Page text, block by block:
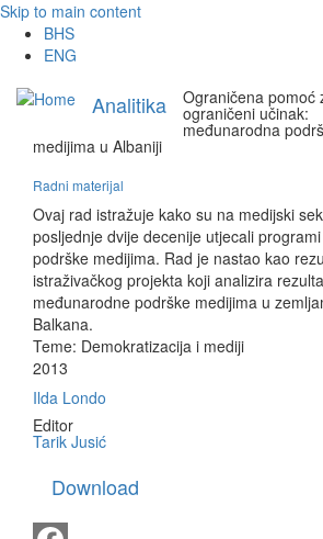
Skip to main content
BHS
ENG
Analitika Ograničena pomoć
ograničeni učinak:
međunarodna
medijima u Albaniji
Radni materijal
Ovaj rad istražuje kako su na medijski
posljednje dvije decenije utjecali
podrške medijima. Rad je nastao kao
istraživačkog projekta koji analizira
međunarodne podrške medijima u
Balkana.
Teme: Demokratizacija i mediji
2013
Ilda Londo
Editor
Tarik Jusić
Download